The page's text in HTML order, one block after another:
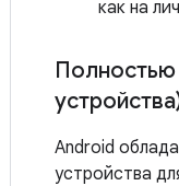
как на
Полностью
Android
устройства